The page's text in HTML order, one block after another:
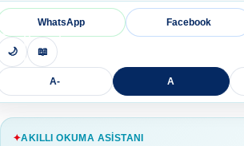
WhatsApp Facebook
🌙 📖
A- A
AKILLI OKUMA ASISTANI